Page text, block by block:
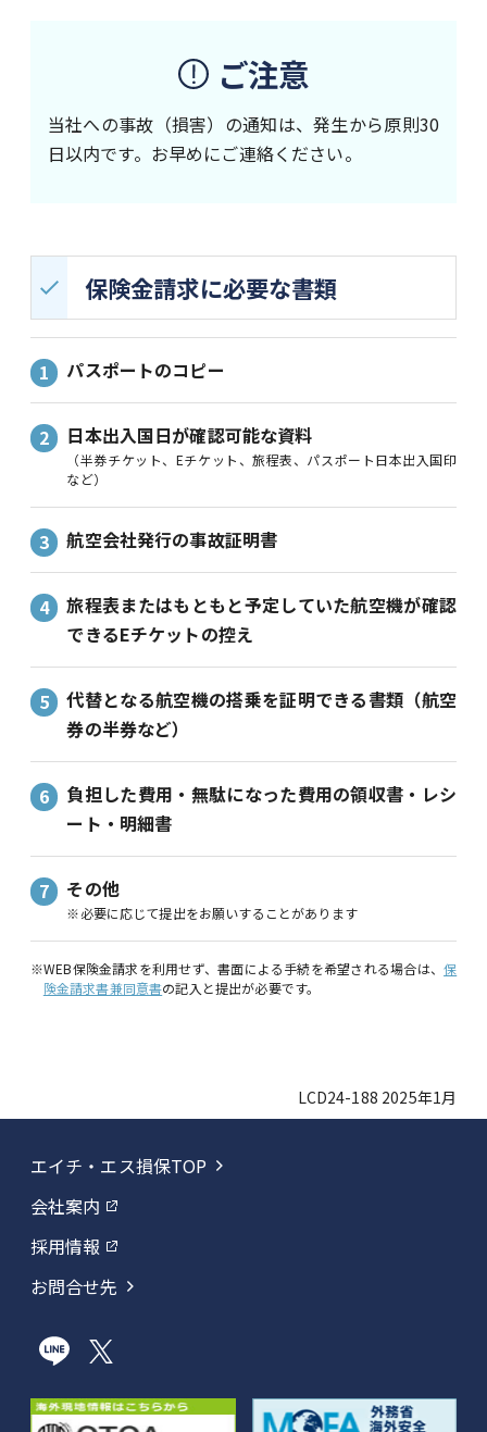
ご注意
当社への事故（損害）の通知は、発生から原則30
日以内です。お早めにご連絡ください。
保険金請求に必要な書類
パスポートのコピー
日本出入国日が確認可能な資料
（半券チケット、Eチケット、旅程表、パスポート日本出入国印
など）
航空会社発行の事故証明書
旅程表またはもともと予定していた航空機が確認
できるEチケットの控え
代替となる航空機の搭乗を証明できる書類（航空
券の半券など）
負担した費用・無駄になった費用の領収書・レシ
ート・明細書
その他
※必要に応じて提出をお願いすることがあります
※WEB保険金請求を利用せず、書面による手続を希望される場合は、保
険金請求書兼同意書の記入と提出が必要です。
LCD24-188 2025年1月
エイチ・エス損保TOP
会社案内
採用情報
お問合せ先